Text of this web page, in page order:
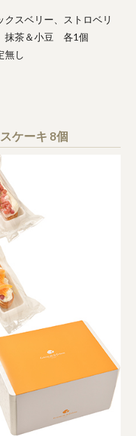
スベリー、ストロベリ
抹茶＆小豆 各1個
無し
ケーキ 8個